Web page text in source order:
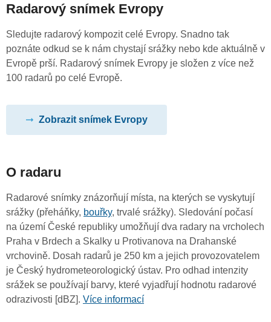
Radarový snímek Evropy
Sledujte radarový kompozit celé Evropy. Snadno tak
poznáte odkud se k nám chystají srážky nebo kde aktuálně v
Evropě prší. Radarový snímek Evropy je složen z více než
100 radarů po celé Evropě.
Zobrazit snímek Evropy
O radaru
Radarové snímky znázorňují místa, na kterých se vyskytují
srážky (přeháňky, bouřky, trvalé srážky). Sledování počasí
na území České republiky umožňují dva radary na vrcholech
Praha v Brdech a Skalky u Protivanova na Drahanské
vrchovině. Dosah radarů je 250 km a jejich provozovatelem
je Český hydrometeorologický ústav. Pro odhad intenzity
srážek se používají barvy, které vyjadřují hodnotu radarové
odrazivosti [dBZ]. Více informací